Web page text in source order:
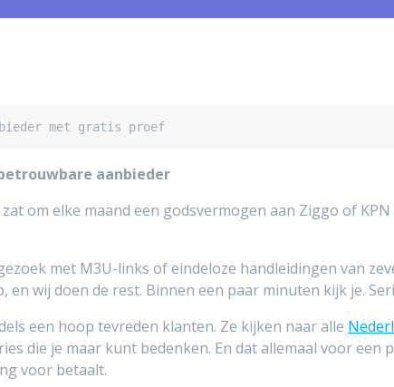
aanbieder
om elke maand een godsvermogen aan Ziggo of
met M3U-links of eindeloze handleidingen van
en wij doen de rest. Binnen een paar minuten kijk je.
een hoop tevreden klanten. Ze kijken naar alle
die je maar kunt bedenken. En dat allemaal voor een
voor betaalt.